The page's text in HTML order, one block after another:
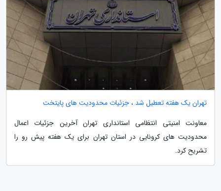
تهران یک هفته تعطیل شد ، جزئیات محدودیت های پایتخت
معاونت امنیتی انتظامی استانداری تهران آخرین جزئیات اعمال
محدودیت های کرونایی در استان تهران برای یک هفته پیش رو را
تشریح کرد.